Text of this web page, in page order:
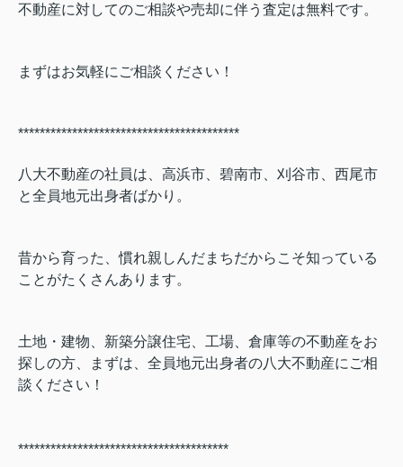
不動産に対してのご相談や売却に伴う査定は無料です。
まずはお気軽にご相談ください！
*****************************************
八大不動産の社員は、高浜市、碧南市、刈谷市、西尾市
と全員地元出身者ばかり。
昔から育った、慣れ親しんだまちだからこそ知っている
ことがたくさんあります。
土地・建物、新築分譲住宅、工場、倉庫等の不動産をお
探しの方、まずは、全員地元出身者の八大不動産にご相
談ください！
***************************************